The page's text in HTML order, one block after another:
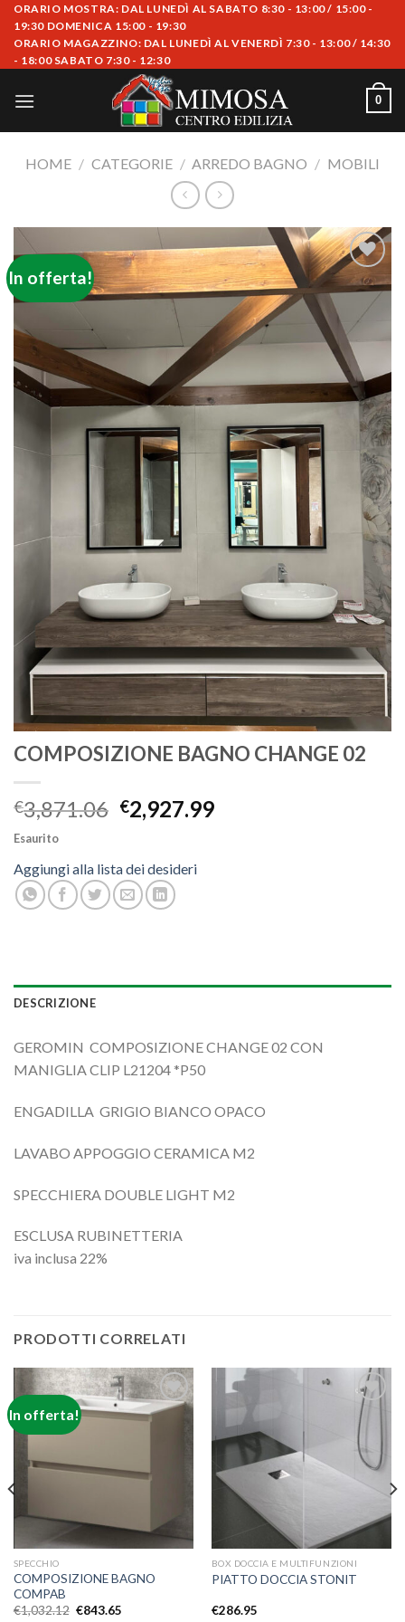
Skip
content
ORARIO MOSTRA: DAL LUNEDÌ AL SABATO 8:30 - 13:00 / 15:00 -
19:30 DOMENICA 15:00 - 19:30
ORARIO MAGAZZINO: DAL LUNEDÌ AL VENERDÌ 7:30 - 13:00 / 14:30
- 18:00 SABATO 7:30 - 12:30
0
HOME / CATEGORIE / ARREDO BAGNO / MOBILI
In offerta!
Aggiungi
alla lista
dei
desideri
COMPOSIZIONE BAGNO CHANGE 02
€3,871.06 €2,927.99
Esaurito
Aggiungi alla lista dei desideri
DESCRIZIONE
GEROMIN COMPOSIZIONE CHANGE 02 CON
MANIGLIA CLIP L21204 *P50
ENGADILLA GRIGIO BIANCO OPACO
LAVABO APPOGGIO CERAMICA M2
SPECCHIERA DOUBLE LIGHT M2
ESCLUSA RUBINETTERIA
iva inclusa 22%
PRODOTTI CORRELATI
In offerta!
Aggiungi
alla lista
SPECCHIO
COMPOSIZIONE BAGNO
COMPAB
€1,032.12 €843.65
Aggiungi
alla lista
desideri
BOX DOCCIA E MULTIFUNZIONI
PIATTO DOCCIA STONIT
€286.95